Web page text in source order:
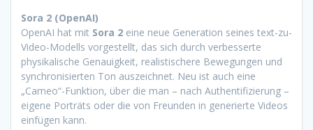
Sora 2 (OpenAI)
OpenAI hat mit Sora 2 eine neue Generation seines text-zu-
Video-Modells vorgestellt, das sich durch verbesserte
physikalische Genauigkeit, realistischere Bewegungen und
synchronisierten Ton auszeichnet. Neu ist auch eine
„Cameo“-Funktion, über die man – nach Authentifizierung –
eigene Porträts oder die von Freunden in generierte Videos
einfügen kann.